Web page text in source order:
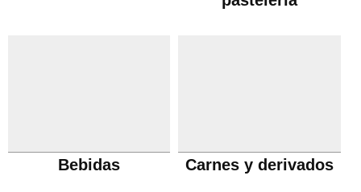
Bebidas Carnes y derivados